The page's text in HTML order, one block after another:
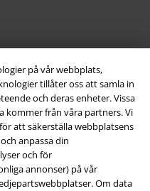
på vår webbplats,
tillåter oss att samla in
och deras enheter. Vissa
kommer från våra partners. Vi
att säkerställa webbplatsens
anpassa din
och för
annonser) på vår
Om data